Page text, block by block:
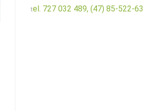
tel. 727 032 489, (47) 85-522-63